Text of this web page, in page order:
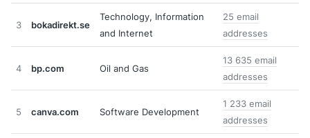
3 bokadirekt.se
Technology, Information
and Internet
25 email
addresses
4 bp.com Oil and Gas
13 635 email
addresses
5 canva.com Software Development
1 233 email
addresses